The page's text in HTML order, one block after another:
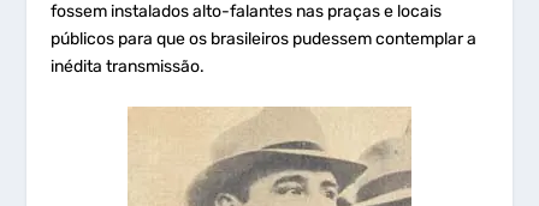
fossem instalados alto-falantes nas praças e locais
públicos para que os brasileiros pudessem contemplar a
inédita transmissão.